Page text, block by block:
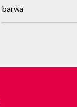
barwa